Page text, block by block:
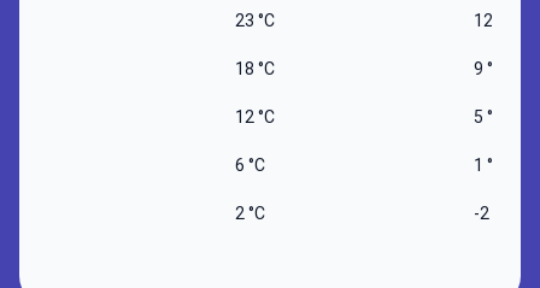
23 °C 12 °C
18 °C 9 °C
12 °C 5 °C
6 °C 1 °C
2 °C -2 °C